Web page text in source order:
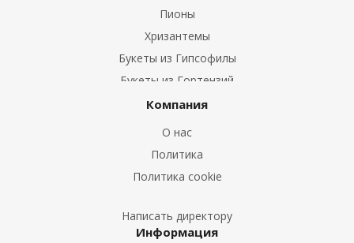
Пионы
Хризантемы
Букеты из Гипсофилы
Букеты из Гортензий
Букеты из Ирисов
Букеты из Эустом
Букеты из Гладиолусов
Букеты из Тюльпанов
Компания
О нас
Политика
Политика cookie
Написать директору
Информация